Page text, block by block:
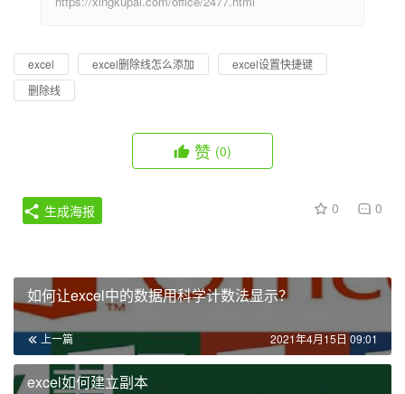
excel excel删除线怎么添加
excel设置快捷键
删除线
赞 (0)
0 0
生成海报
如何让excel中的数据用科学计数法显示？
上一篇 2021年4月15日 09:01
excel如何建立副本